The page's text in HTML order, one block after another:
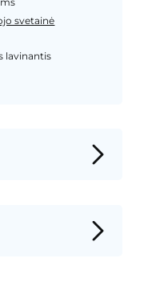
svetainė
lavinantis